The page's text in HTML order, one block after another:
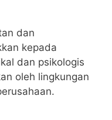
dan
kepada
dan psikologis
oleh lingkungan